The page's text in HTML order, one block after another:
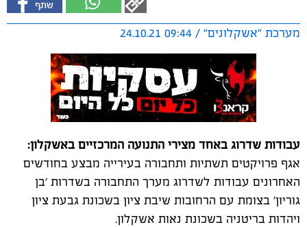
מערכת "אשקלונים" / 09:44 24.10.21
עבודות שדרוג באחד מצירי התנועה המרכזיים באשקלון:
אגף פרויקטים תשתיות ותחבורה בעירייה מבצע בחודשים
האחרונים עבודות לשדרוג מערך התחבורה בשדרות 'בן
גוריון' בצומת עם הרחובות שיבת ציון בשכונת גבעת ציון
ויהדות בריטניה בשכונת נאות אשקלון.